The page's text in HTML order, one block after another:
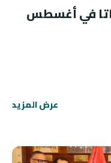
في أغسطس
عرض المزيد